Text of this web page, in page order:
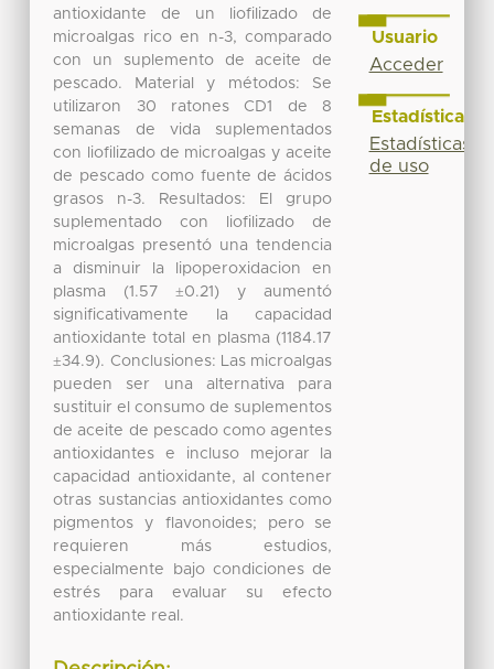
antioxidante de un liofilizado de
microalgas rico en n-3, comparado
con un suplemento de aceite de
pescado. Material y métodos: Se
utilizaron 30 ratones CD1 de 8
semanas de vida suplementados
con liofilizado de microalgas y aceite
de pescado como fuente de ácidos
grasos n-3. Resultados: El grupo
suplementado con liofilizado de
microalgas presentó una tendencia
a disminuir la lipoperoxidacion en
plasma (1.57 ±0.21) y aumentó
significativamente la capacidad
antioxidante total en plasma (1184.17
±34.9). Conclusiones: Las microalgas
pueden ser una alternativa para
sustituir el consumo de suplementos
de aceite de pescado como agentes
antioxidantes e incluso mejorar la
capacidad antioxidante, al contener
otras sustancias antioxidantes como
pigmentos y flavonoides; pero se
requieren más estudios,
especialmente bajo condiciones de
estrés para evaluar su efecto
antioxidante real.
Usuario
Acceder
Estadísticas
Estadísticas
de uso